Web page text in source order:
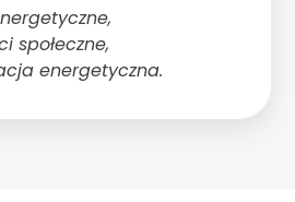
społeczne,
energetyczna.